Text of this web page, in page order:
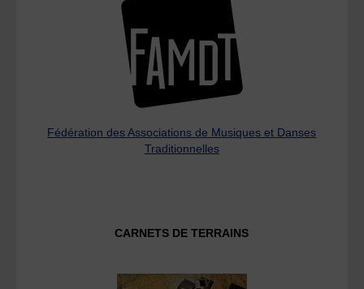
Fédération des Associations de Musiques et Danses
Traditionnelles
CARNETS DE TERRAINS